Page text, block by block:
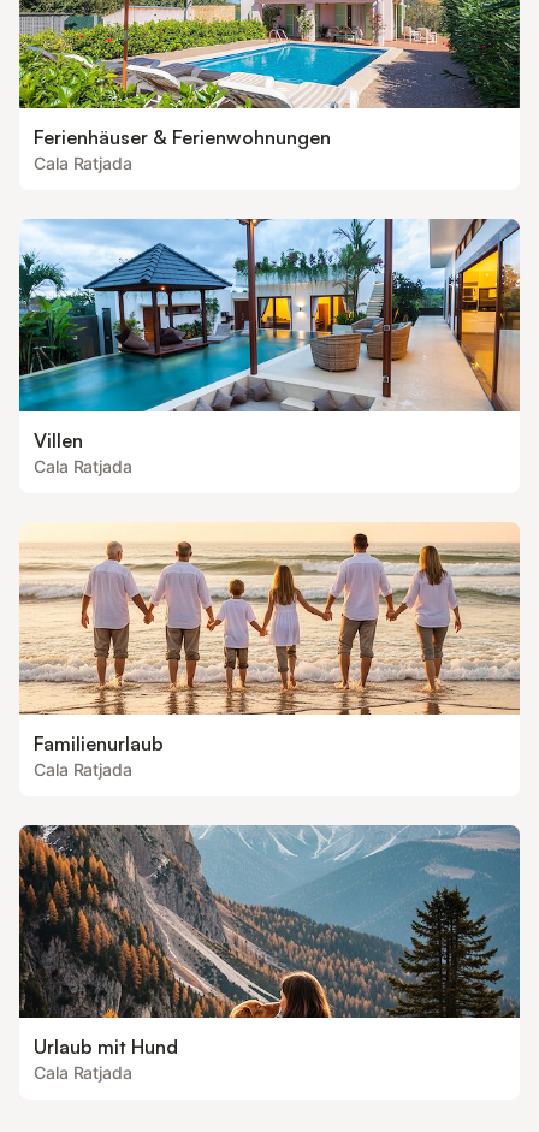
Ferienhäuser & Ferienwohnungen
Cala Ratjada
Villen
Cala Ratjada
Familienurlaub
Cala Ratjada
Urlaub mit Hund
Cala Ratjada